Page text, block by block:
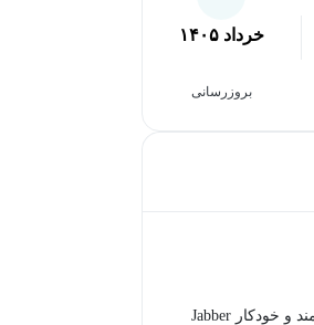
بروزرسانی
خرداد ۱۴۰۵
مدیریت کلاینت‌ها: پیکربندی هوشمند و خودکار Jabber